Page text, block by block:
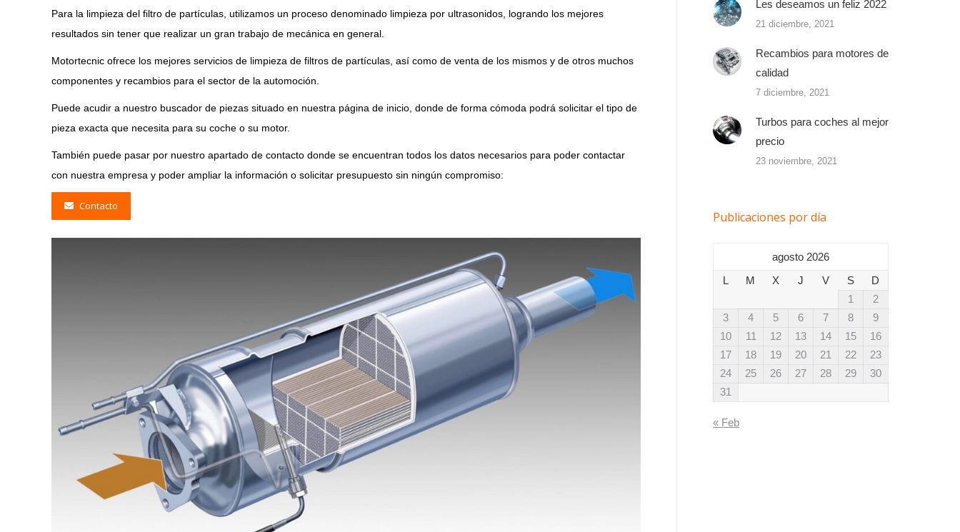
Para la limpieza del filtro de partículas, utilizamos un proceso denominado limpieza por ultrasonidos, logrando los mejores
resultados sin tener que realizar un gran trabajo de mecánica en general.
Motortecnic ofrece los mejores servicios de limpieza de filtros de partículas, así como de venta de los mismos y de otros muchos
componentes y recambios para el sector de la automoción.
Puede acudir a nuestro buscador de piezas situado en nuestra página de inicio, donde de forma cómoda podrá solicitar el tipo de
pieza exacta que necesita para su coche o su motor.
También puede pasar por nuestro apartado de contacto donde se encuentran todos los datos necesarios para poder contactar
con nuestra empresa y poder ampliar la información o solicitar presupuesto sin ningún compromiso:
Contacto
Les deseamos un feliz 2022
21 diciembre, 2021
Recambios para motores de
calidad
7 diciembre, 2021
Turbos para coches al mejor
precio
23 noviembre, 2021
Publicaciones por día
agosto 2026
L
M X J V S
D
1
2
3
4 5 6 7 8
9
10
11 12 13 14 15
16
17
18 19 20 21 22
23
24
25 26 27 28 29
30
31
« Feb